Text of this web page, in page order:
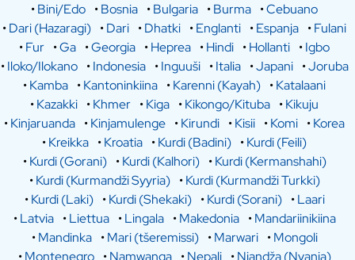
•Bini/Edo •Bosnia •Bulgaria •Burma •Cebuano
•Dari (Hazaragi) •Dari •Dhatki •Englanti •Espanja •Fulani
•Fur •Ga •Georgia •Heprea •Hindi •Hollanti •Igbo
•Iloko/Ilokano •Indonesia •Inguuši •Italia •Japani •Joruba
•Kamba •Kantoninkiina •Karenni (Kayah) •Katalaani
•Kazakki •Khmer •Kiga •Kikongo/Kituba •Kikuju
•Kinjaruanda •Kinjamulenge •Kirundi •Kisii •Komi •Korea
•Kreikka •Kroatia •Kurdi (Badini) •Kurdi (Feili)
•Kurdi (Gorani) •Kurdi (Kalhori) •Kurdi (Kermanshahi)
•Kurdi (Kurmandži Syyria) •Kurdi (Kurmandži Turkki)
•Kurdi (Laki) •Kurdi (Shekaki) •Kurdi (Sorani) •Laari
•Latvia •Liettua •Lingala •Makedonia •Mandariinikiina
•Mandinka •Mari (tšeremissi) •Marwari •Mongoli
•Montenegro •Namwanga •Nepali •Njandža (Nyanja)